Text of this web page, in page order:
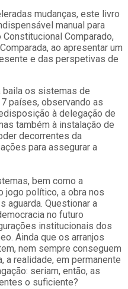
mudanças, este livro
manual para
Comparado,
ao apresentar um
e das perspetivas de
baila os sistemas de
países, observando as
à delegação de
também à instalação de
decorrentes da
para assegurar a
bem como a
jogo político, a obra nos
aguarda. Questionar a
no futuro
institucionais dos
Ainda que os arranjos
nem sempre conseguem
a realidade, em permanente
seriam, então, as
o suficiente?